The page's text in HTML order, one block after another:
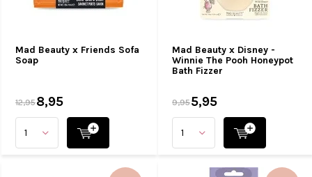
Mad Beauty x Friends Sofa
Soap
12,958,95
Mad Beauty x Disney -
Winnie The Pooh Honeypot
Bath Fizzer
9,955,95